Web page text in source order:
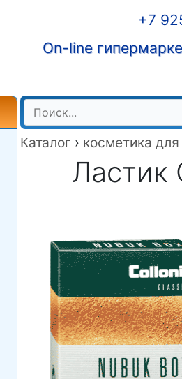
+7
On-line
Каталог › косметика
Ластик